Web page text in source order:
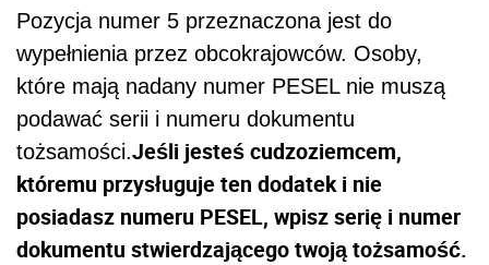
Pozycja numer 5 przeznaczona jest do
wypełnienia przez obcokrajowców. Osoby,
które mają nadany numer PESEL nie muszą
podawać serii i numeru dokumentu
tożsamości.Jeśli jesteś cudzoziemcem,
któremu przysługuje ten dodatek i nie
posiadasz numeru PESEL, wpisz serię i numer
dokumentu stwierdzającego twoją tożsamość.